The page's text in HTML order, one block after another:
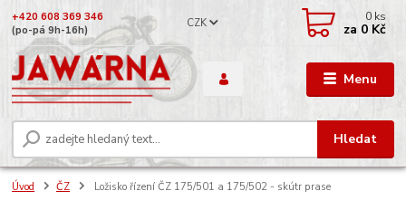
Menu
CZK
Hledat
+420 608 369 346
(po-pá 9h-16h)
0 ks
za 0 Kč
Úvod ČZ Ložisko řízení ČZ 175/501 a 175/502 - skútr prase